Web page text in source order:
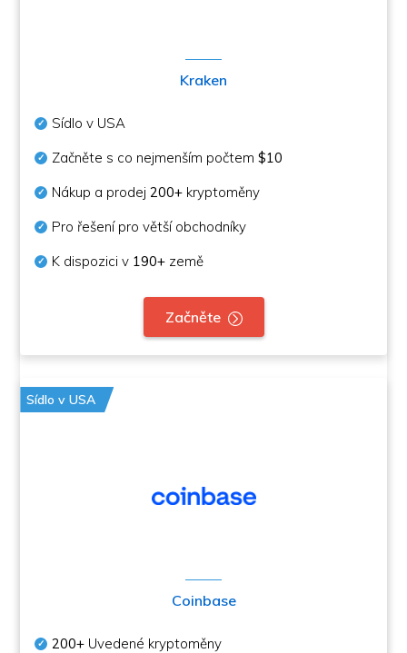
Kraken
Sídlo v USA
Začněte s co nejmenším počtem$10
Nákup a prodej200+ kryptoměny
Pro řešení pro větší obchodníky
K dispozici v 190+ země
Začněte
Sídlo v USA
Coinbase
200+ Uvedené kryptoměny